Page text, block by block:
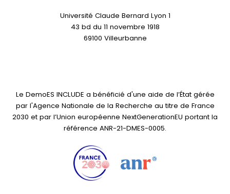
Université Claude Bernard Lyon 1
43 bd du 11 novembre 1918
69100 Villeurbanne
Le DemoES INCLUDE a bénéficié d'une aide de l’État gérée
par l'Agence Nationale de la Recherche au titre de France
2030 et par l’Union européenne NextGenerationEU portant la
référence ANR-21-DMES-0005.